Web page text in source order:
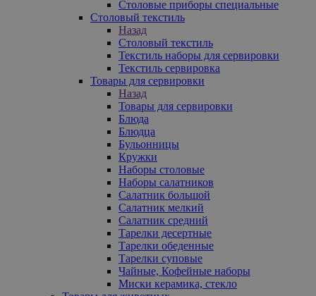
Столовые приборы специальные
Столовый текстиль
Назад
Столовый текстиль
Текстиль наборы для сервировки
Текстиль сервировка
Товары для сервировки
Назад
Товары для сервировки
Блюда
Блюдца
Бульонницы
Кружки
Наборы столовые
Наборы салатников
Салатник большой
Салатник мелкий
Салатник средний
Тарелки десертные
Тарелки обеденные
Тарелки суповые
Чайные, Кофейные наборы
Миски керамика, стекло